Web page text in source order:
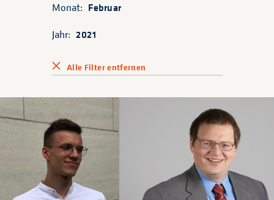
Monat: Februar
Jahr: 2021
Alle Filter entfernen